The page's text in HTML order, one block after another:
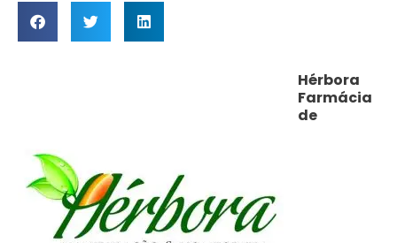
Hérbora
Farmácia
de